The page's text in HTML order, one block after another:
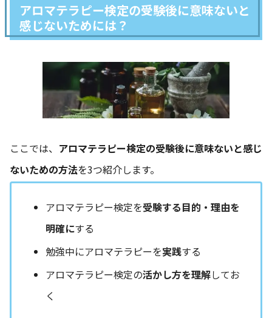
アロマテラピー検定の受験後に意味ないと
感じないためには？
ここでは、 アロマテラピー検定の受験後に意味ないと感じ
ないための方法を3つ紹介します。
アロマテラピー検定を受験する目的・理由を
明確にする
勉強中にアロマテラピーを実践する
アロマテラピー検定の活かし方を理解してお
く